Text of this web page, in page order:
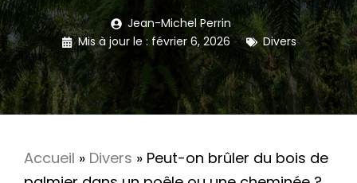
Jean-Michel Perrin
Mis à jour le : février 6, 2026 Divers
Accueil » Divers » Peut-on brûler du bois de